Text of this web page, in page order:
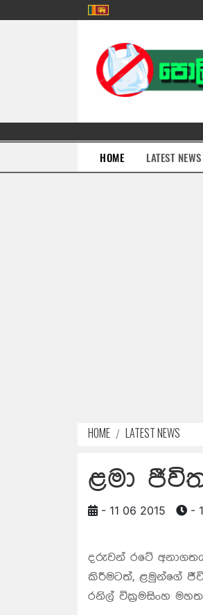
HOME(current)LATEST NEWS
HOME LATEST NEWS
ළමා
- 11 06 2015 -
දරුවන් රටේ
කිරීමටත්, ළමුන්ගේ
රනිල් වික්‍රමසිංහ